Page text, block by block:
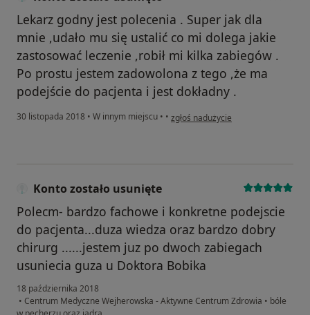
Lekarz godny jest polecenia . Super jak dla
mnie ,udało mu się ustalić co mi dolega jakie
zastosować leczenie ,robił mi kilka zabiegów .
Po prostu jestem zadowolona z tego ,że ma
podejście do pacjenta i jest dokładny .
30 listopada 2018 • W innym miejscu • • w opinii użytkownika Konto zostało
zgłoś nadużycie
Konto zostało usunięte
Polecm- bardzo fachowe i konkretne podejscie
do pacjenta...duza wiedza oraz bardzo dobry
chirurg ......jestem juz po dwoch zabiegach
usuniecia guza u Doktora Bobika
18 października 2018
• Centrum Medyczne Wejherowska - Aktywne Centrum Zdrowia • bóle